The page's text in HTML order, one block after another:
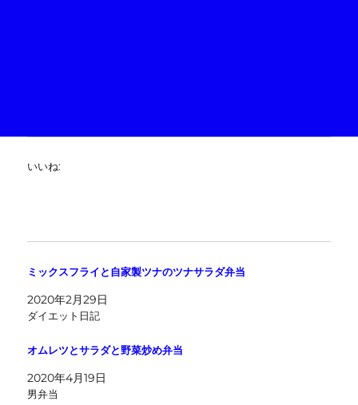
いいね:
ミックスフライと自家製ツナのツナサラダ弁当
2020年2月29日
ダイエット日記
オムレツとサラダと野菜炒め弁当
2020年4月19日
男弁当